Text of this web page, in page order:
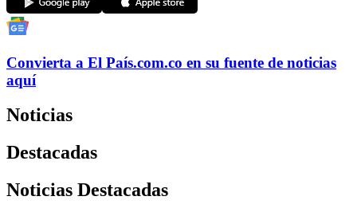
Convierta a El País.com.co en su fuente de noticias
aquí
Noticias
Destacadas
Noticias Destacadas